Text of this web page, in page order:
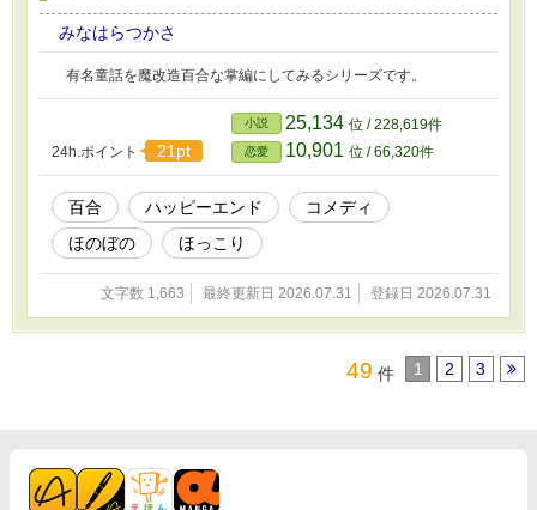
みなはらつかさ
有名童話を魔改造百合な掌編にしてみるシリーズです。
24h.ポイント 21pt
小説 25,134 位 / 228,619件
恋愛 10,901 位 / 66,320件
百合 ハッピーエンド
コメディ
ほのぼの
ほっこり
文字数 1,663 最終更新日 2026.07.31 登録日 2026.07.31
49 件 1 2 3